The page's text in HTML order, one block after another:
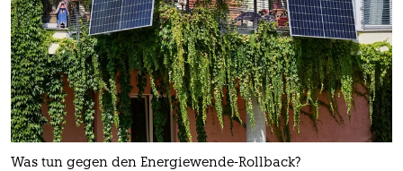
Was tun gegen den Energiewende-Rollback?